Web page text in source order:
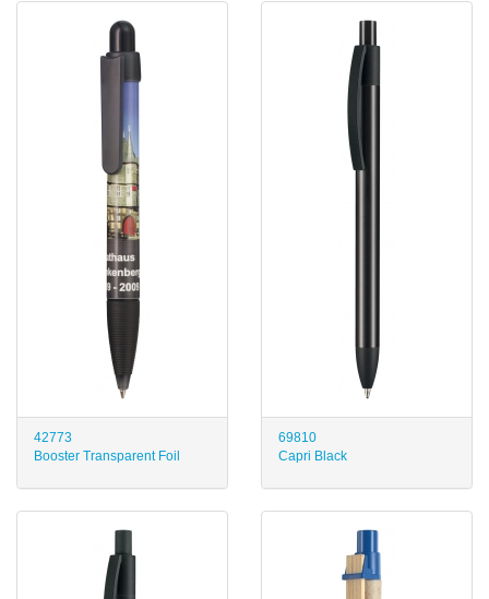
42773
Booster Transparent Foil
69810
Capri Black